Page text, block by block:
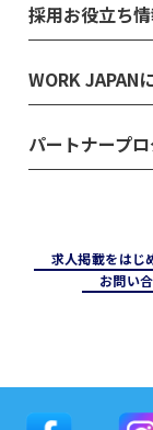
採用お役立ち
WORK JAPAN
パートナープ
求⼈掲載をはじ
お問い